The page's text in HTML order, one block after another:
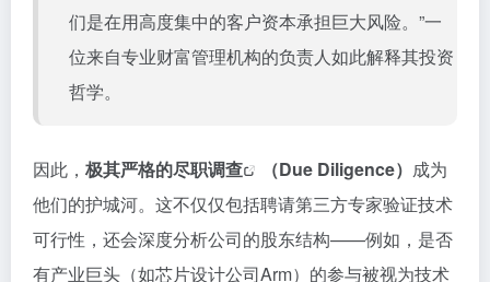
们是在用高度集中的客户资本承担巨大风险。”一
位来自专业财富管理机构的负责人如此解释其投资
哲学。
因此， 极其严格的尽职调查 （Due Diligence） 成为
他们的护城河。这不仅仅包括聘请第三方专家验证技术
可行性，还会深度分析公司的股东结构——例如，是否
有产业巨头（如芯片设计公司Arm）的参与被视为技术